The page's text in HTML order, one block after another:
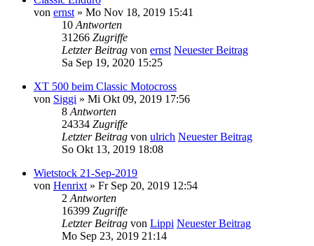
von ernst » Mo Nov 18, 2019 15:41
10 Antworten
31266 Zugriffe
Letzter Beitrag von ernst Neuester Beitrag
Sa Sep 19, 2020 15:25
XT 500 beim Classic Motocross
von Siggi » Mi Okt 09, 2019 17:56
8 Antworten
24334 Zugriffe
Letzter Beitrag von ulrich Neuester Beitrag
So Okt 13, 2019 18:08
Wietstock 21-Sep-2019
von Henrixt » Fr Sep 20, 2019 12:54
2 Antworten
16399 Zugriffe
Letzter Beitrag von Lippi Neuester Beitrag
Mo Sep 23, 2019 21:14